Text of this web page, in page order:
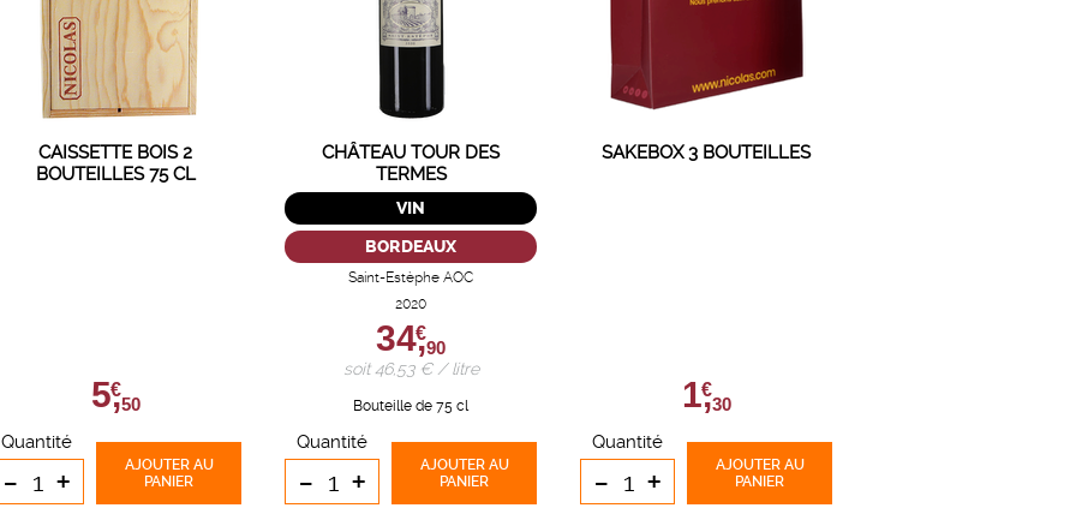
CAISSETTE BOIS 2
BOUTEILLES 75 CL
5,
€
50
Quantité
- + AJOUTER AU
PANIER
CHÂTEAU TOUR DES
TERMES
VIN
BORDEAUX
Saint-Estèphe AOC
2020
34,
€
90
soit 46,53 € / litre
Bouteille de 75 cl
Quantité
- + AJOUTER AU
PANIER
SAKEBOX 3 BOUTEILLES
1,
€
30
Quantité
- + AJOUTER AU
PANIER